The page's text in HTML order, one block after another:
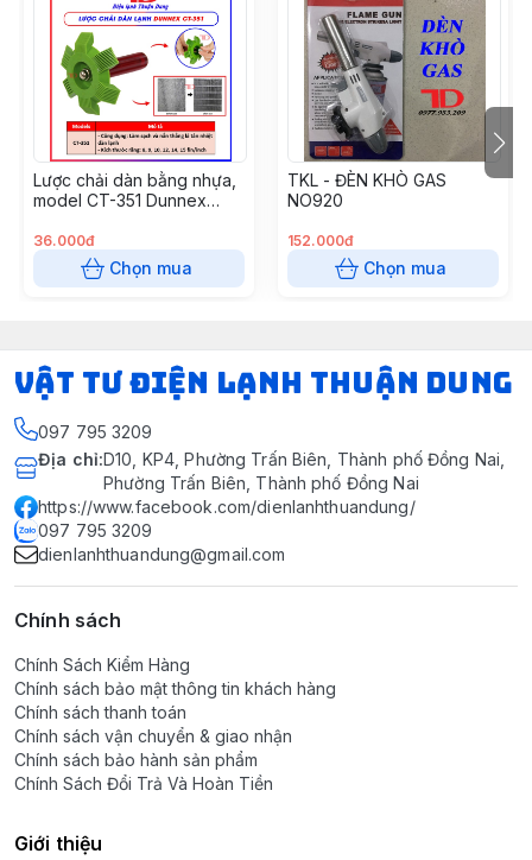
Lược chải dàn bằng nhựa,
model CT-351 Dunnex
36.000đ
Chọn mua
TKL - ĐÈN KHÒ GAS
NO920
152.000đ
Chọn mua
VẬT TƯ ĐIỆN LẠNH THUẬN DUNG
097 795 3209
Địa chỉ:D10, KP4, Phường Trấn Biên, Thành phố Đồng Nai,
Phường Trấn Biên, Thành phố Đồng Nai
https://www.facebook.com/dienlanhthuandung/
097 795 3209
dienlanhthuandung@gmail.com
Chính sách
Chính Sách Kiểm Hàng
Chính sách bảo mật thông tin khách hàng
Chính sách thanh toán
Chính sách vận chuyển & giao nhận
Chính sách bảo hành sản phẩm
Chính Sách Đổi Trả Và Hoàn Tiền
Giới thiệu